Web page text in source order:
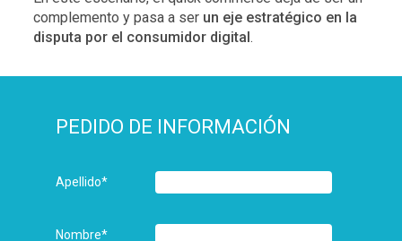
complemento y pasa a ser un eje estratégico en la
disputa por el consumidor digital.
PEDIDO DE INFORMACIÓN
Apellido*
Nombre*